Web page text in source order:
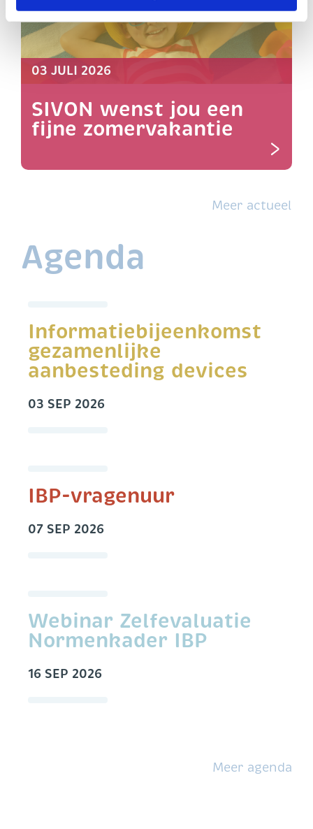
03 JULI 2026
SIVON wenst jou een
fijne zomervakantie
>
Meer actueel
Agenda
Informatiebijeenkomst
gezamenlijke
aanbesteding devices
03 SEP 2026
IBP-vragenuur
07 SEP 2026
Webinar Zelfevaluatie
Normenkader IBP
16 SEP 2026
Meer agenda